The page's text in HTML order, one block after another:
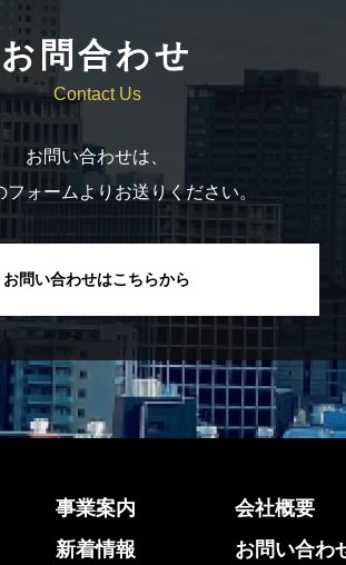
お問合わせ
Contact Us
お問い合わせは、
フォームよりお送りください。
お問い合わせはこちらから
事業案内
新着情報
会社概要
お問い合わ